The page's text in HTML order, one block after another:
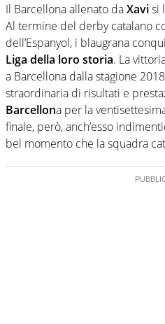
Il Barcellona allenato daXavisi
Al termine del derby catalano
dell’Espanyol, i blaugrana
Liga della loro storia. La
a Barcellona dalla stagione
straordinaria di risultati e
Barcellona per la
finale, però, anch’esso
bel momento che la squadra